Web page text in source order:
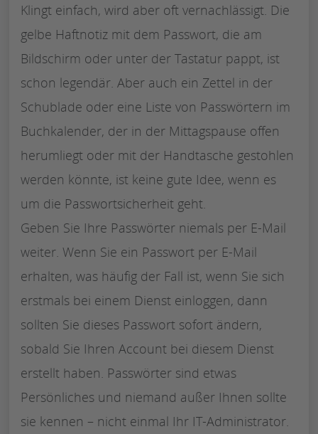
Klingt einfach, wird aber oft vernachlässigt. Die
gelbe Haftnotiz mit dem Passwort, die am
Bildschirm oder unter der Tastatur pappt, ist
schon legendär. Aber auch ein Zettel in der
Schublade oder eine Liste von Passwörtern im
Buchkalender, der in der Mittagspause offen
herumliegt oder mit der Handtasche gestohlen
werden könnte, ist keine gute Idee, wenn es
um die Passwortsicherheit geht.
Geben Sie Ihre Passwörter niemals per E-Mail
weiter. Wenn Sie ein Passwort per E-Mail
erhalten, was häufig der Fall ist, wenn Sie sich
erstmals bei einem Dienst einloggen, dann
sollten Sie dieses Passwort sofort ändern,
sobald Sie Ihren Account bei diesem Dienst
erstellt haben. Passwörter sind etwas
Persönliches und niemand außer Ihnen sollte
sie kennen – nicht einmal Ihr IT-Administrator.